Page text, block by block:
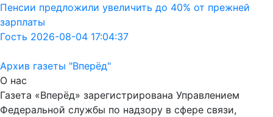
Пенсии предложили увеличить до 40% от прежней
зарплаты
Гость 2026-08-04 17:04:37
Архив газеты "Вперёд"
О нас
Газета «Вперёд» зарегистрирована Управлением
Федеральной службы по надзору в сфере связи,